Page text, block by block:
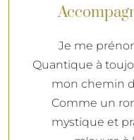
Je me
Quantique à
mon chemin
Comme un
mystique et